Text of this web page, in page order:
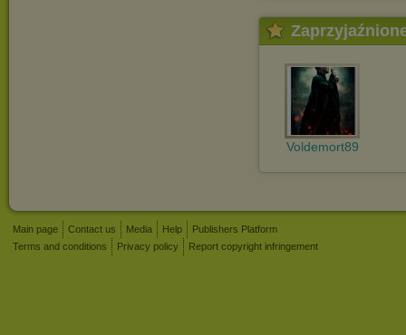
Voldemort89
Main page Contact us Media Help
Publishers Platform
Terms and conditions
Privacy policy Report copyright infringement